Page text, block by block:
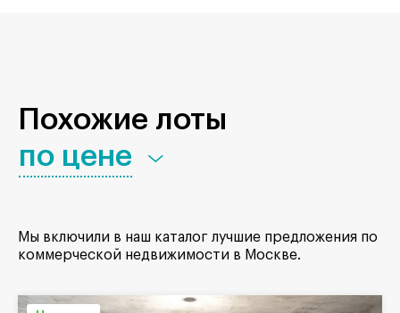
Похожие лоты
по цене
Мы включили в наш каталог лучшие предложения по
коммерческой недвижимости в Москве.